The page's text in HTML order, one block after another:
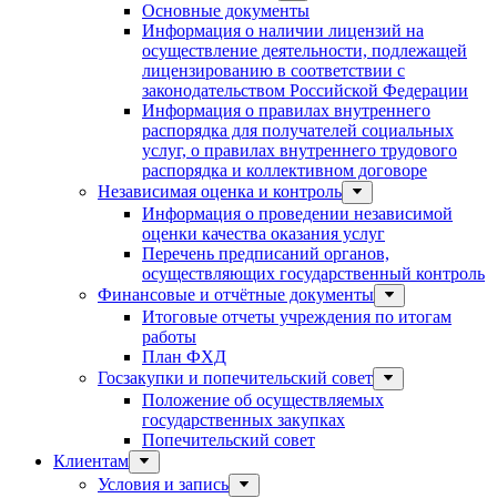
Основные документы
Информация о наличии лицензий на
осуществление деятельности, подлежащей
лицензированию в соответствии с
законодательством Российской Федерации
Информация о правилах внутреннего
распорядка для получателей социальных
услуг, о правилах внутреннего трудового
распорядка и коллективном договоре
Независимая оценка и контроль
Информация о проведении независимой
оценки качества оказания услуг
Перечень предписаний органов,
осуществляющих государственный контроль
Финансовые и отчётные документы
Итоговые отчеты учреждения по итогам
работы
План ФХД
Госзакупки и попечительский совет
Положение об осуществляемых
государственных закупках
Попечительский совет
Клиентам
Условия и запись